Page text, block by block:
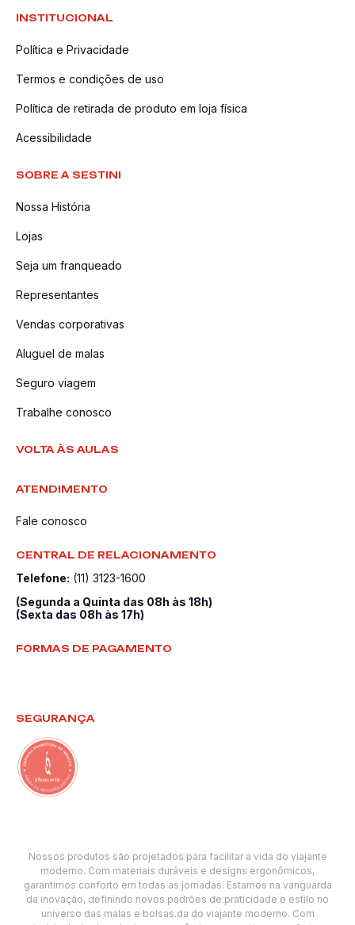
INSTITUCIONAL
Política e Privacidade
Termos e condições de uso
Política de retirada de produto em loja física
Acessibilidade
SOBRE A SESTINI
Nossa História
Lojas
Seja um franqueado
Representantes
Vendas corporativas
Aluguel de malas
Seguro viagem
Trabalhe conosco
VOLTA ÀS AULAS
ATENDIMENTO
Fale conosco
CENTRAL DE RELACIONAMENTO
Telefone: (11) 3123-1600
(Segunda a Quinta das 08h às 18h)
(Sexta das 08h às 17h)
FORMAS DE PAGAMENTO
SEGURANÇA
Nossos produtos são projetados para facilitar a vida do viajante
moderno. Com materiais duráveis e designs ergonômicos,
garantimos conforto em todas as jornadas. Estamos na vanguarda
da inovação, definindo novos padrões de praticidade e estilo no
universo das malas e bolsas.da do viajante moderno. Com